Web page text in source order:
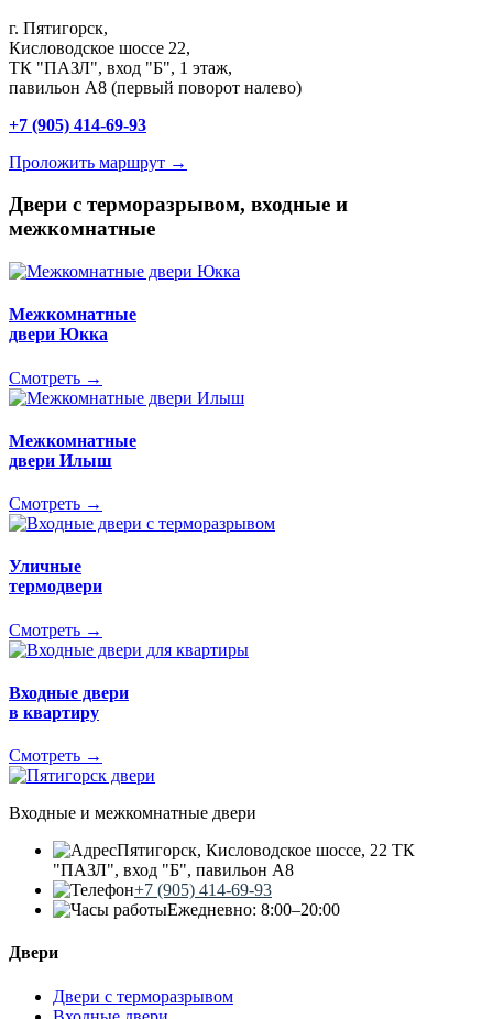
г. Пятигорск,
Кисловодское шоссе 22,
ТК "ПАЗЛ", вход "Б", 1 этаж,
павильон А8 (первый поворот налево)
+7 (905) 414-69-93
Проложить маршрут →
Двери с терморазрывом, входные и
межкомнатные
Межкомнатные
двери Юкка
Смотреть →
Межкомнатные
двери Илыш
Смотреть →
Уличные
термодвери
Смотреть →
Входные двери
в квартиру
Смотреть →
Входные и межкомнатные двери
Пятигорск, Кисловодское шоссе, 22 ТК
"ПАЗЛ", вход "Б", павильон А8
+7 (905) 414-69-93
Ежедневно: 8:00–20:00
Двери
Двери с терморазрывом